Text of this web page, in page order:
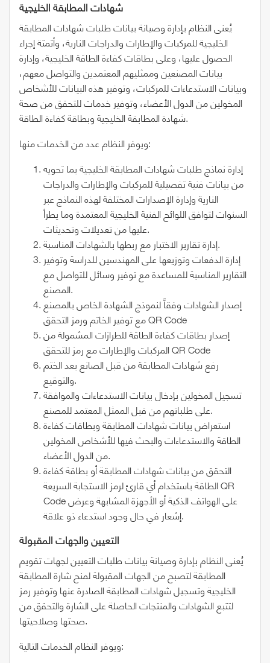
شهادات المطابقة الخليجية
يُعنى النظام بإدارة وصيانة بيانات طلبات شهادات المطابقة
الخليجية للمركبات والإطارات والدراجات النارية، وأتمتة إجراء
الحصول عليها، وعلى بطاقات كفاءة الطاقة الخليجية، وإدارة
بيانات المصنعين وممثليهم المعتمدين والتواصل معهم،
وبيانات الاستدعاءات للمركبات، وتوفير هذه البيانات للأشخاص
المخولين من الدول الأعضاء، وتوفير خدمات للتحقق من صحة
شهادة المطابقة الخليجية وبطاقة كفاءة الطاقة.
ويوفر النظام عدد من الخدمات منها:
إدارة نماذج طلبات شهادات المطابقة الخليجية بما تحويه
من بيانات فنية تفصيلية للمركبات والإطارات والدراجات
النارية وإدارة الإصدارات المختلفة لهذه النماذج عبر
السنوات لتوافق اللوائح الفنية الخليجية المعتمدة وما يطرأ
عليها من تعديلات وتحديثات.
إدارة تقارير الاختبار مع ربطها بالشهادات المناسبة.
إدارة الدفعات وتوزيعها على المهندسين للدراسة وتوفير
التقارير المناسبة للمساعدة مع توفير وسائل للتواصل مع
المصنع.
إصدار الشهادات وفقاً لنموذج الشهادة الخاص بالمصنع
مع توفير الخاتم ورمز التحقق QR Code
إصدار بطاقات كفاءة الطاقة للطرازات المشمولة من
المركبات والإطارات مع رمز للتحقق QR Code
رفع شهادات المطابقة من قبل الصانع بعد الختم
والتوقيع.
تسجيل المخولين بإدخال بيانات الاستدعاءات والموافقة
على طلباتهم من قبل الممثل المعتمد للمصنع.
استعراض بيانات شهادات المطابقة وبطاقات كفاءة
الطاقة والاستدعاءات والبحث فيها للأشخاص المخولين
من الدول الأعضاء.
التحقق من بيانات شهادات المطابقة أو بطاقة كفاءة
الطاقة باستخدام أي قارئ لرمز الاستجابة السريعة QR
Code على الهواتف الذكية أو الأجهزة المشابهة وعرض
إشعار في حال وجود استدعاء ذو علاقة.
التعيين والجهات المقبولة
يُعنى النظام بإدارة وصيانة بيانات طلبات التعيين لجهات تقويم
المطابقة لتصبح من الجهات المقبولة لمنح شارة المطابقة
الخليجية وتسجيل شهادات المطابقة الصادرة عنها وتوفير رمز
لتتبع الشهادات والمنتجات الحاصلة على الشارة والتحقق من
صحتها وصلاحيتها.
ويوفر النظام الخدمات التالية: